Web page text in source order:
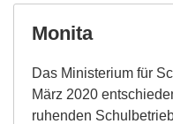
Monita
Das Ministerium für
März 2020
ruhenden